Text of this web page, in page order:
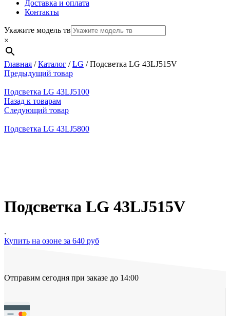
Доставка и оплата
Контакты
Укажите модель тв
×
Главная /Каталог /LG /Подсветка LG 43LJ515V
Предыдущий товар
Подсветка LG 43LJ5100
Назад к товарам
Следующий товар
Подсветка LG 43LJ5800
Подсветка LG 43LJ515V
.
Купить на озоне за 640 руб
Отправим сегодня при заказе до 14:00